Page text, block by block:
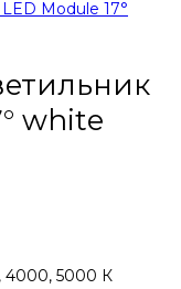
white
4000, 5000 К